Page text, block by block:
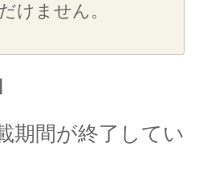
けません。
期間が終了してい